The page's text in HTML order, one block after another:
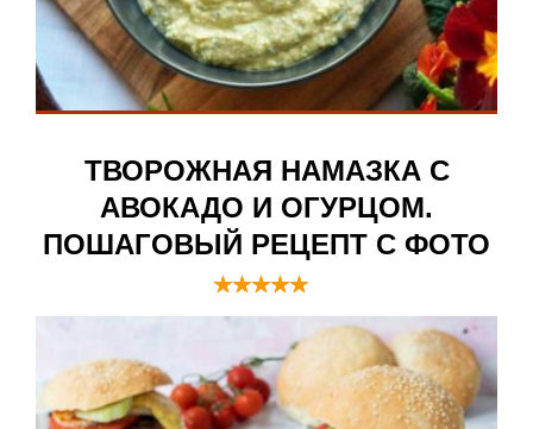
ТВОРОЖНАЯ НАМАЗКА С
АВОКАДО И ОГУРЦОМ.
ПОШАГОВЫЙ РЕЦЕПТ С ФОТО